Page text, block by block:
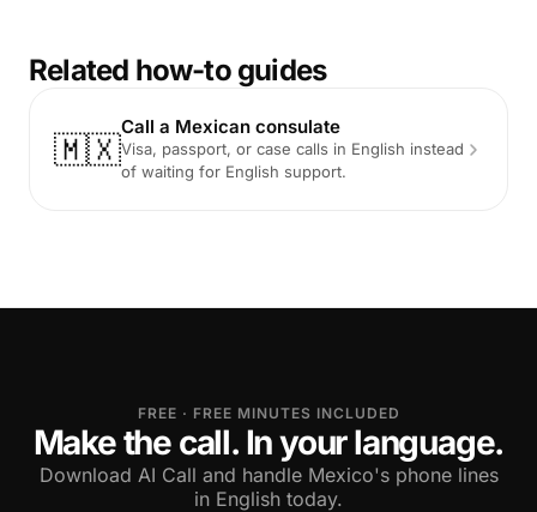
Related how-to guides
🇲🇽
Call a Mexican consulate
Visa, passport, or case calls in English instead
of waiting for English support.
FREE · FREE MINUTES INCLUDED
Make the call. In your language.
Download AI Call and handle Mexico's phone lines
in English today.